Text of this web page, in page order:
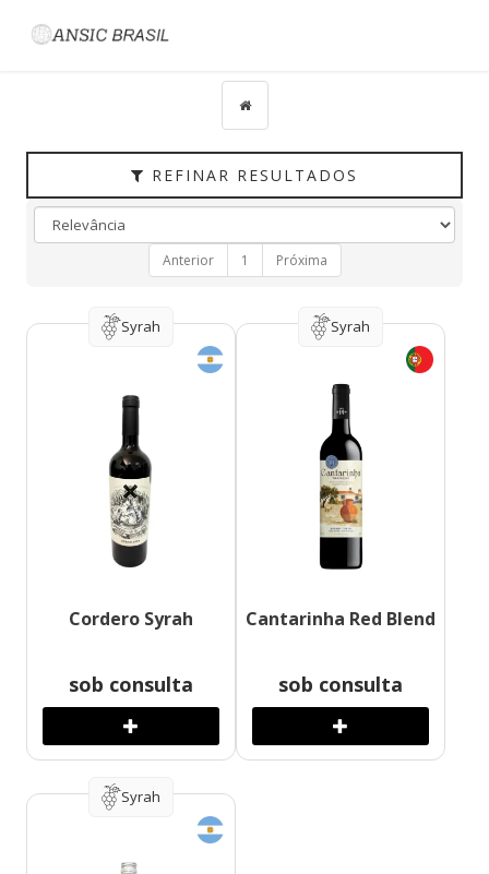
REFINAR RESULTADOS
UVAS
VINÍCOLA
Anterior 1 Próxima
Syrah
Cordero Syrah
sob consulta
Syrah
Cantarinha Red Blend
sob consulta
Syrah